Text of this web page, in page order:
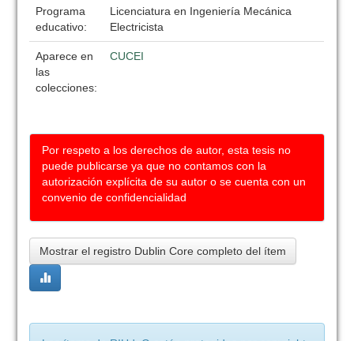
Programa
educativo:
Licenciatura en Ingeniería Mecánica
Electricista
Aparece en
las
colecciones:
CUCEI
Por respeto a los derechos de autor, esta tesis no
puede publicarse ya que no contamos con la
autorización explícita de su autor o se cuenta con un
convenio de confidencialidad
Mostrar el registro Dublin Core completo del ítem